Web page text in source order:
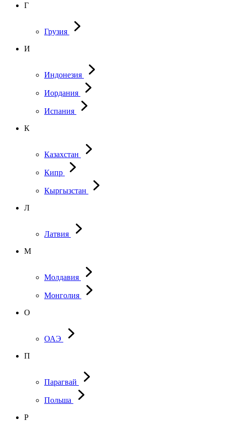
Г
Грузия
И
Индонезия
Иордания
Испания
К
Казахстан
Кипр
Кыргызстан
Л
Латвия
М
Молдавия
Монголия
О
ОАЭ
П
Парагвай
Польша
Р